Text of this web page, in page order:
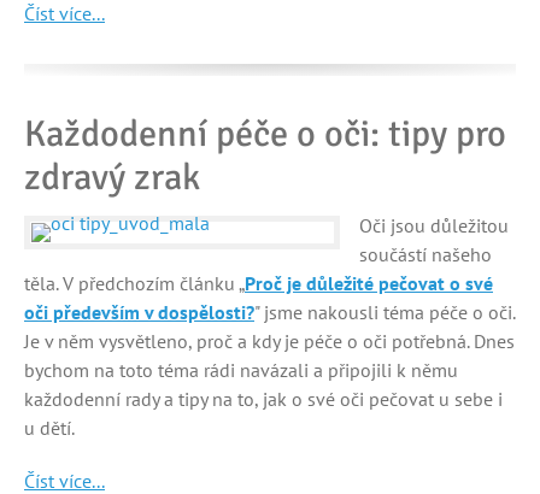
Číst více...
Každodenní péče o oči: tipy pro
zdravý zrak
Oči jsou důležitou
součástí našeho
těla. V předchozím článku „Proč je důležité pečovat o své
oči především v dospělosti?" jsme nakousli téma péče o oči.
Je v něm vysvětleno, proč a kdy je péče o oči potřebná. Dnes
bychom na toto téma rádi navázali a připojili k němu
každodenní rady a tipy na to, jak o své oči pečovat u sebe i
u dětí.
Číst více...